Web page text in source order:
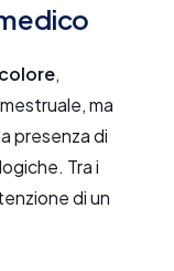
colore,
ma
presenza di
Tra i
di un